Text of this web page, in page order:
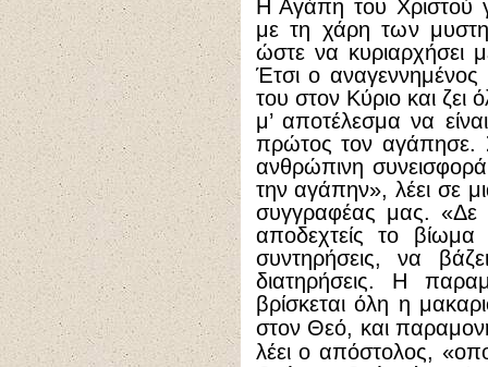
Η Αγάπη του Χριστού
με τη χάρη των
ώστε να κυριαρχήσει
Έτσι ο αναγεννημένος
του στον Κύριο και ζει
μ’ αποτέλεσμα να
πρώτος τον αγάπησε.
ανθρώπινη
την αγάπην», λέει σε
συγγραφέας μας. «Δε
αποδεχτείς το
συντηρήσεις, να
διατηρήσεις. Η
βρίσκεται όλη η
στον Θεό, και
λέει ο απόστολος,